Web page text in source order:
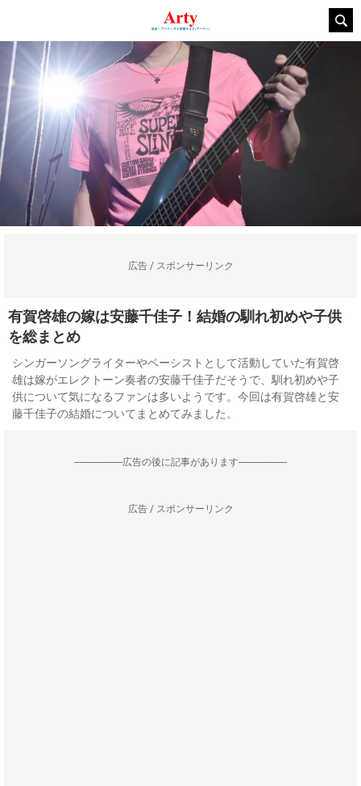
広告 / スポンサーリンク
有賀啓雄の嫁は安藤千佳子！結婚の馴れ初めや子供
を総まとめ
シンガーソングライターやベーシストとして活動していた有賀啓
雄は嫁がエレクトーン奏者の安藤千佳子だそうで、馴れ初めや子
供について気になるファンは多いようです。今回は有賀啓雄と安
藤千佳子の結婚についてまとめてみました。
--------------------広告の後に記事があります--------------------
広告 / スポンサーリンク